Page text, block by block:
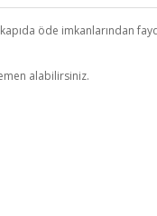
öde imkanlarından
alabilirsiniz.